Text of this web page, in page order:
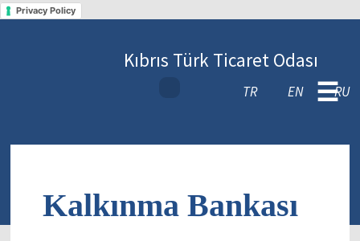
Privacy Policy
Kıbrıs Türk Ticaret Odası
TR EN RU
☰
Kalkınma Bankası